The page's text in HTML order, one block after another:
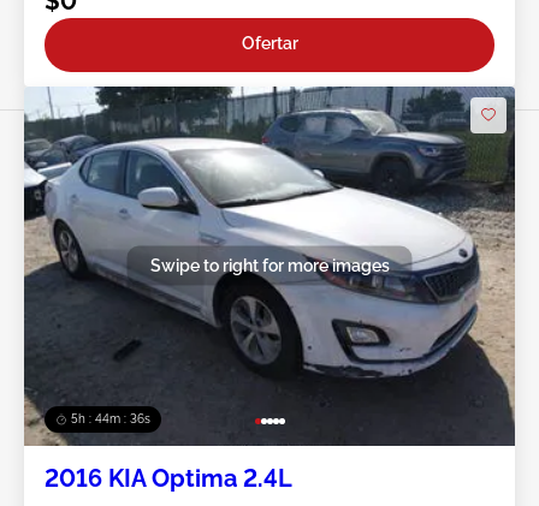
Ofertar
5h : 44m : 34s
Swipe to right for more images
2016 KIA Optima 2.4L